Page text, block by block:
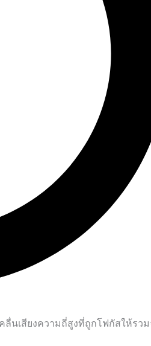
ลื่นเสียงความถี่สูงที่ถูกโฟกัสให้รวม